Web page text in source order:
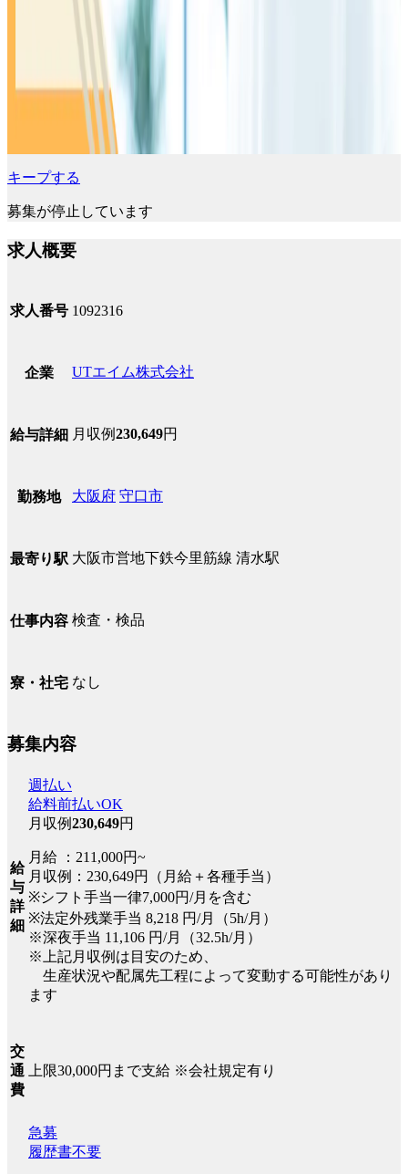
キープする
募集が停止しています
求人概要
求人番号 1092316
企業 UTエイム株式会社
給与詳細 月収例230,649円
勤務地 大阪府 守口市
最寄り駅 大阪市営地下鉄今里筋線 清水駅
仕事内容 検査・検品
寮・社宅 なし
募集内容
給
与
詳
細
週払い
給料前払いOK
月収例230,649円
月給 ：211,000円~
月収例：230,649円（月給＋各種手当）
※シフト手当一律7,000円/月を含む
※法定外残業手当 8,218 円/月（5h/月）
※深夜手当 11,106 円/月（32.5h/月）
※上記月収例は目安のため、
生産状況や配属先工程によって変動する可能性があり
ます
交
通
費
上限30,000円まで支給 ※会社規定有り
急募
履歴書不要